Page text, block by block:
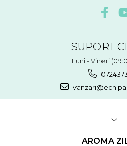
SUPORT
Luni - Vineri
AROMA